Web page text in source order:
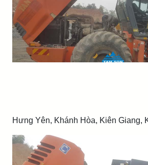
Hưng Yên, Khánh Hòa, Kiên Giang,